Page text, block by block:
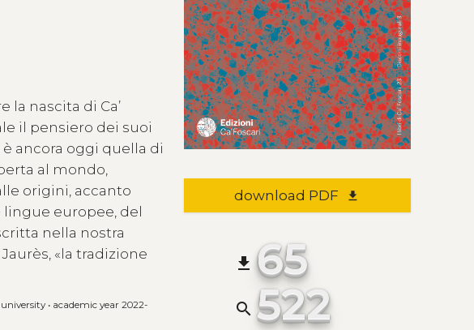
la nascita di Ca’
il pensiero dei suoi
ancora oggi quella di
al mondo,
origini, accanto
lingue europee, del
nella nostra
«la tradizione
university • academic year 2022-
download PDF file_download
file_download 65
search 522